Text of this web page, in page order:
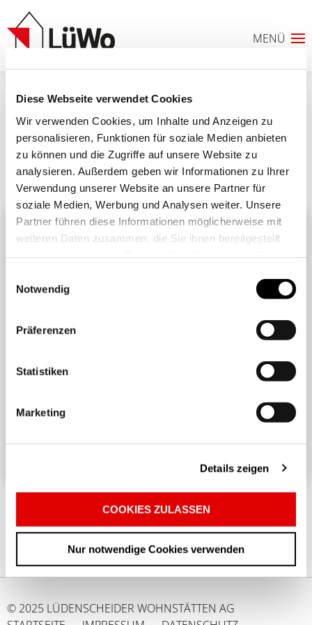
Diese Webseite verwendet Cookies
Wir verwenden Cookies, um Inhalte und Anzeigen zu
personalisieren, Funktionen für soziale Medien anbieten
zu können und die Zugriffe auf unsere Website zu
analysieren. Außerdem geben wir Informationen zu Ihrer
Verwendung unserer Website an unsere Partner für
soziale Medien, Werbung und Analysen weiter. Unsere
Partner führen diese Informationen möglicherweise mit
weiteren Daten zusammen, die Sie ihnen bereitgestellt
Cookies, wenn Sie unsere Webseite weiterhin nutzen.
Notwendig
Präferenzen
Statistiken
Marketing
Details zeigen
COOKIES ZULASSEN
Nur notwendige Cookies verwenden
IMG_9679
Ähnliche Beiträge Alle Beiträge
Harmonisches Wohnen untereinander
in einem Mehrparteienhaus erfordert
Rücksichtnahme und Achtsamkeit. ...
ANFRAGELISTE
© 2025 LÜDENSCHEIDER WOHNSTÄTTEN AG